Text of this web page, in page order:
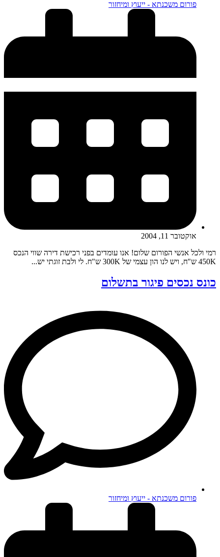
פורום משכנתא - ייעוץ ומיחזור
אוקטובר 11, 2004
רמי ולכל אנשי הפורום שלום! אנו עומדים בפני רכישת דירה שווי הנכס
450K ש"ח, ויש לנו הון עצמי של 300K ש"ח. לי ולבת זוגתי יש...
כונס נכסים פיגור בתשלום
פורום משכנתא - ייעוץ ומיחזור